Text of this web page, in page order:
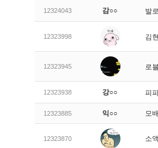
12324043 감○○ 발
12323998 김
12323945 로
12323938 강○○ 피
12323885 익○○ 모
12323870 소